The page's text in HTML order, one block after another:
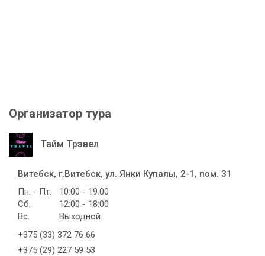
Организатор тура
Тайм Трэвел
Витебск, г.Витебск, ул. Янки Купалы, 2-1, пом. 31
Пн. - Пт.
10:00 - 19:00
Сб.
12:00 - 18:00
Вс.
Выходной
+375 (33) 372 76 66
+375 (29) 227 59 53